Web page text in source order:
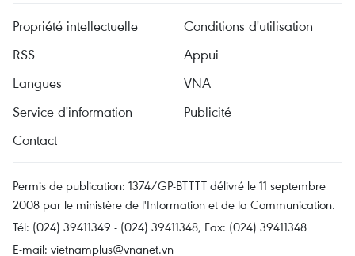
Propriété intellectuelle
Conditions d'utilisation
RSS
Appui
Langues
VNA
Service d'information
Publicité
Contact
Permis de publication: 1374/GP-BTTTT délivré le 11 septembre
2008 par le ministère de l'Information et de la Communication.
Tél: (024) 39411349 - (024) 39411348, Fax: (024) 39411348
E-mail: vietnamplus@vnanet.vn